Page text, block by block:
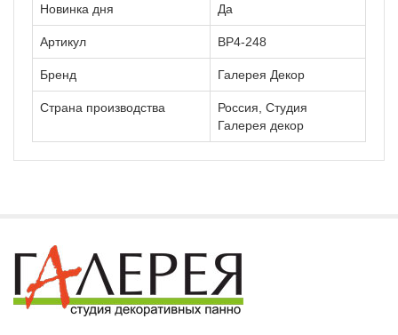
Новинка дня Да
Артикул ВР4-248
Бренд Галерея Декор
Страна производства
Россия, Студия
Галерея декор